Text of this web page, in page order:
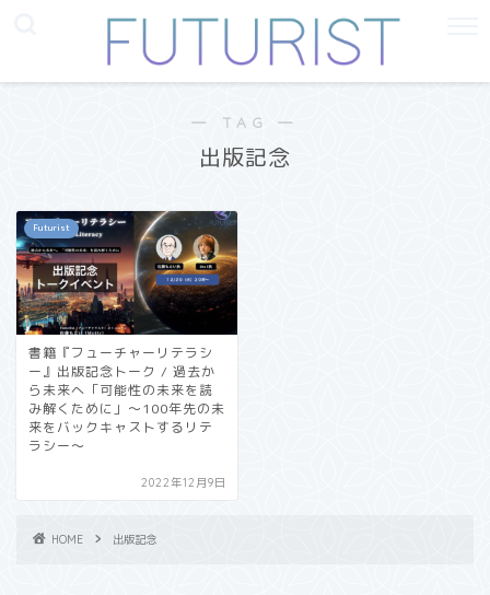
― TAG ―
出版記念
Futurist
書籍『フューチャーリテラシ
ー』出版記念トーク / 過去か
ら未来へ「可能性の未来を読
み解くために」〜100年先の未
来をバックキャストするリテ
ラシー〜
2022年12月9日
HOME 出版記念